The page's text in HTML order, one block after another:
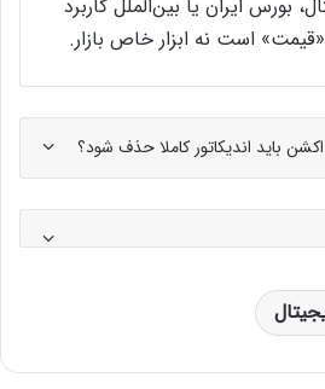
بورس ایران یا بین‌الملل کاربرد
است نه ابزار خاص بازار.